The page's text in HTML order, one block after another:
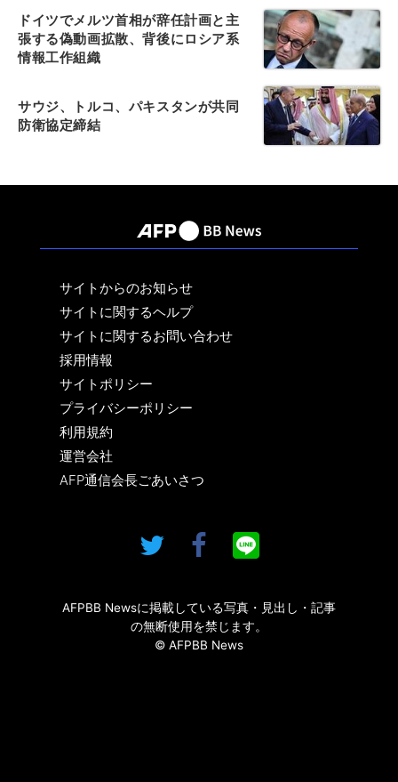
ドイツでメルツ首相が辞任計画と主
張する偽動画拡散、背後にロシア系
情報工作組織
サウジ、トルコ、パキスタンが共同
防衛協定締結
サイトからのお知らせ
サイトに関するヘルプ
サイトに関するお問い合わせ
採用情報
サイトポリシー
プライバシーポリシー
利用規約
運営会社
AFP通信会長ごあいさつ
AFPBB Newsに掲載している写真・見出し・記事
の無断使用を禁じます。
© AFPBB News